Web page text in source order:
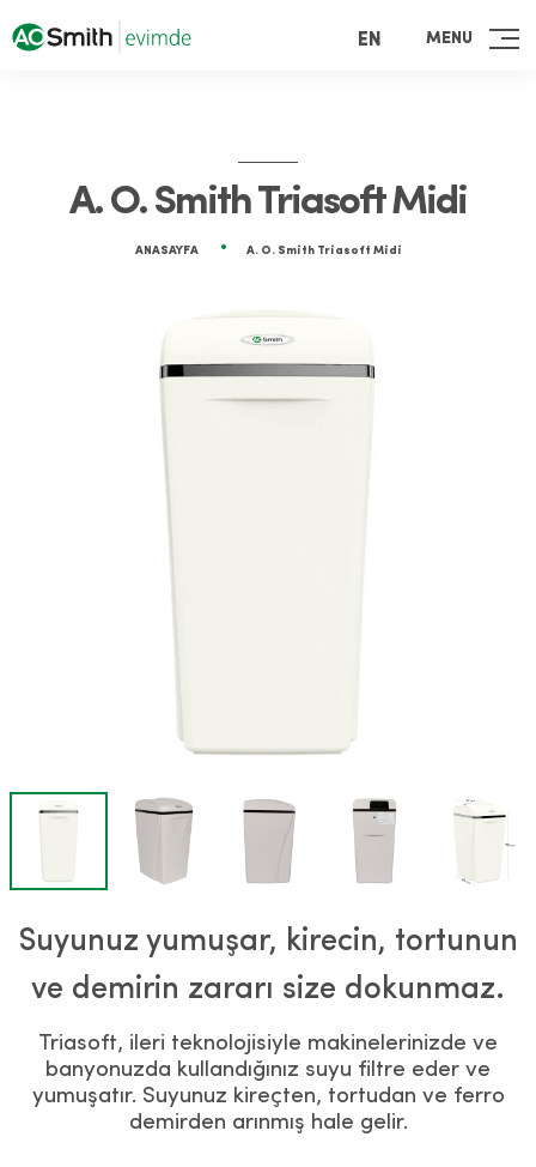
EN MENU
A. O. Smith Triasoft Midi
ANASAYFA A. O. Smith Triasoft Midi
Suyunuz yumuşar, kirecin, tortunun
ve demirin zararı size dokunmaz.
Triasoft, ileri teknolojisiyle makinelerinizde ve
banyonuzda kullandığınız suyu filtre eder ve
yumuşatır. Suyunuz kireçten, tortudan ve ferro
demirden arınmış hale gelir.